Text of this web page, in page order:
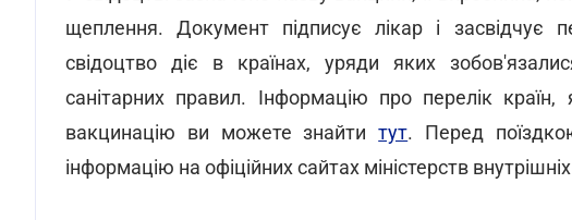
щеплення. Документ підписує лікар і засвідчує
свідоцтво діє в країнах, уряди яких
санітарних правил. Інформацію про перелік
вакцинацію ви можете знайтитут. Перед
інформацію на офіційних сайтах міністерств